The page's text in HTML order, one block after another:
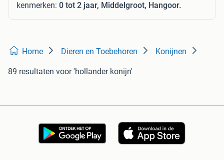
kenmerken: 0 tot 2 jaar, Middelgroot, Hangoor.
Home Dieren en Toebehoren Konijnen
89 resultaten voor 'hollander konijn'